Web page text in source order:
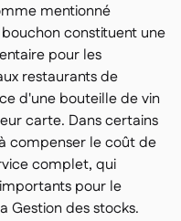
mentionné
constituent une
pour les
restaurants de
d'une bouteille de vin
carte. Dans certains
compenser le coût de
complet, qui
pour le
Gestion des stocks.